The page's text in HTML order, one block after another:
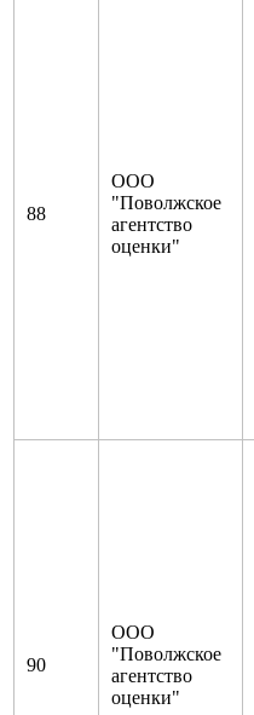
88
ООО
"Поволжское
агентство
оценки"
90
ООО
"Поволжское
агентство
оценки"